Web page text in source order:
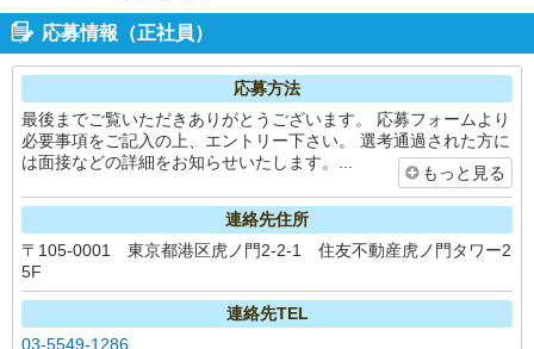
応募情報（正社員）
応募方法
最後までご覧いただきありがとうございます。 応募フォームより
必要事項をご記入の上、エントリー下さい。 選考通過された方に
は面接などの詳細をお知らせいたします。...
もっと見る
連絡先住所
〒105-0001 東京都港区虎ノ門2-2-1 住友不動産虎ノ門タワー2
5F
連絡先TEL
03-5549-1286